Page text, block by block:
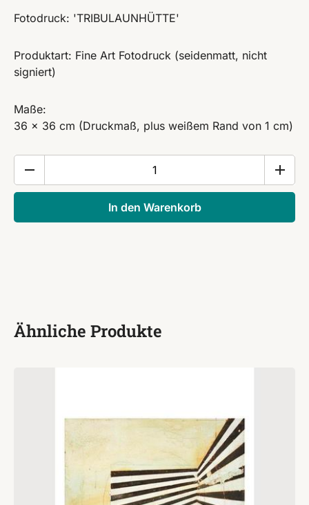
Fotodruck: 'TRIBULAUNHÜTTE'
Produktart: Fine Art Fotodruck (seidenmatt, nicht
signiert)
Maße:
36 x 36 cm (Druckmaß, plus weißem Rand von 1 cm)
Menge
In den Warenkorb
Ähnliche Produkte